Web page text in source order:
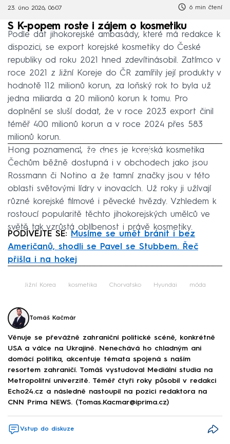
23. úno 2026, 06:07 6 min čtení
S K-popem roste i zájem o kosmetiku
Podle dat jihokorejské ambasády, které má redakce k
dispozici, se export korejské kosmetiky do České
republiky od roku 2021 hned zdevítinásobil. Zatímco v
roce 2021 z Jižní Koreje do ČR zamířily její produkty v
hodnotě 112 milionů korun, za loňský rok to byla už
jedna miliarda a 20 milionů korun k tomu. Pro
doplnění se sluší dodat, že v roce 2023 export činil
téměř 400 milionů korun a v roce 2024 přes 583
milionů korun.
Failed to fetch
Hong poznamenal, že dnes je korejská kosmetika
Čechům běžně dostupná i v obchodech jako jsou
Rossmann či Notino a že tamní značky jsou v této
oblasti světovými lídry v inovacích. Už roky ji užívají
různé korejské filmové i pěvecké hvězdy. Vzhledem k
rostoucí popularitě těchto jihokorejských umělců ve
světě tak vzrůstá oblíbenost i právě kosmetiky.
PODÍVEJTE SE:
Musíme se umět bránit i bez
Američanů, shodli se Pavel se Stubbem. Řeč
přišla i na hokej
Jižní Korea kosmetika Chorvatsko Hyundai móda
Tomáš Kačmár
Věnuje se převážně zahraniční politické scéně, konkrétně
USA a válce na Ukrajině. Nenechává ho chladným ani
domácí politika, akcentuje témata spojená s naším
resortem zahraničí. Tomáš vystudoval Mediální studia na
Metropolitní univerzitě. Téměř čtyři roky působil v redakci
Echo24.cz a následně nastoupil na pozici redaktora na
CNN Prima NEWS. (Tomas.Kacmar@iprima.cz)
Vstup do diskuze